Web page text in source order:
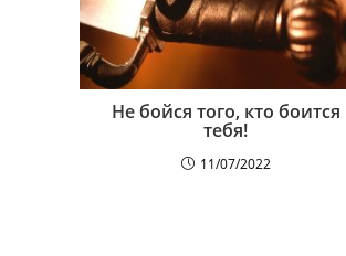
Не бойся того, кто боится
тебя!
11/07/2022